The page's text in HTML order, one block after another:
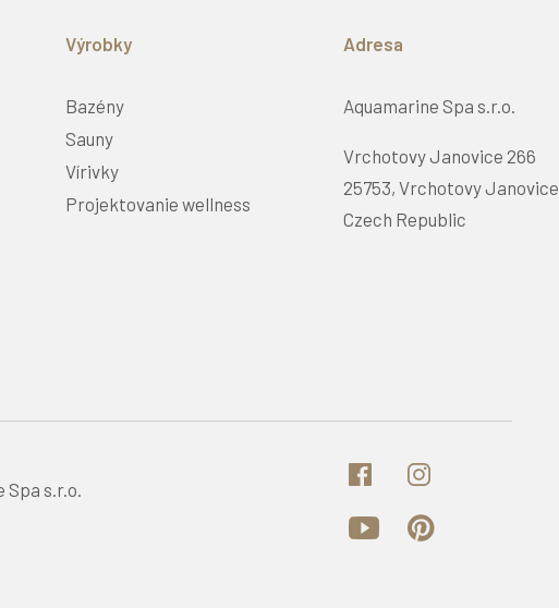
Výrobky
Bazény
Sauny
Vírivky
Projektovanie wellness
Adresa
Aquamarine Spa s.r.o.
Vrchotovy Janovice 266
25753, Vrchotovy Janovice
Czech Republic
s.r.o.